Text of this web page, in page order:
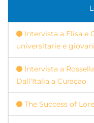
Intervista a Elisa e
universitarie e
Intervista a
Dall'Italia a Curaçao
The Success of